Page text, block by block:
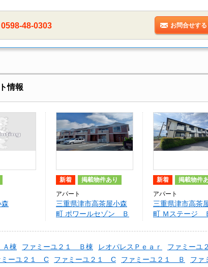
0598-48-0303 お問合せす
情報
新着 掲載物件あり
アパート
三重県津市高茶屋小森
町 ポワールセゾン Ｂ
新着 掲載物件
アパート
三重県津市高茶
町 Ｍステージ
棟 ファミーユ２１ Ｂ棟 レオパレスＰｅａｒ
ファミーユ
ミーユ２１ C ファミーユ２１ C ファミーユ２１ Ｂ
ファ